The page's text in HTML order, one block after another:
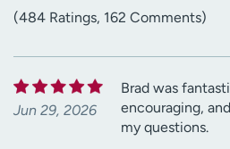
(484 Ratings, 162 Comments)
Jun 29, 2026
Brad was
encouraging,
my questions.